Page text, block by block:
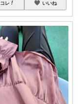
コレ いいね